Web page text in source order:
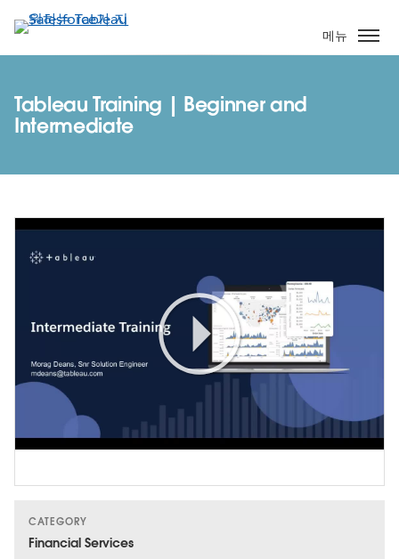
요
콘
츠
메뉴
Tableau Training | Beginner and
Intermediate
Play
Video
CATEGORY
Financial Services